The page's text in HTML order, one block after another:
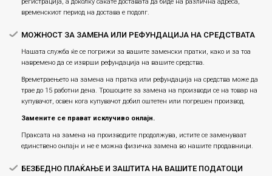
временскиот период на достава е подолг.
МОЖНОСТ ЗА ЗАМЕНА ИЛИ РЕФУНДАЦИЈА НА СРЕДСТВАТА
Нашата служба ќе се погрижи за вашите заменски пратки, како и за тоа
навремено да се изврши рефундација на вашите средства.
Времетраењето на замена на пратка или рефундацијa на средства може да
трае до 15 работни дена. Трошоците за замена на производи се на товар на
купувачот, освен кога купувачот добил оштетен или погрешен производ.
Замените се прават исклучиво онлајн.
Праксата на замена на производите продолжува, истите се заменуваат
единствено онлајн и не е можна физичка замена во нашите продавници.
БЕЗБЕДНО ПЛАЌАЊЕ И ЗАШТИТА НА ВАШИТЕ ПОДАТОЦИ